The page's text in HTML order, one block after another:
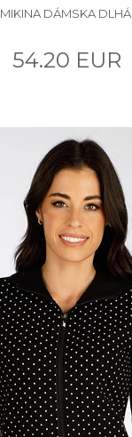
MIKINA DÁMSKA DLHÁ.
54.20 EUR